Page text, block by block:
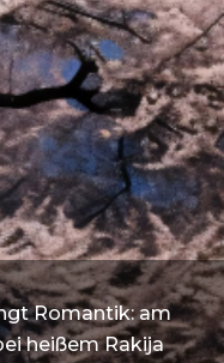
Romantik: am
heißem Rakija